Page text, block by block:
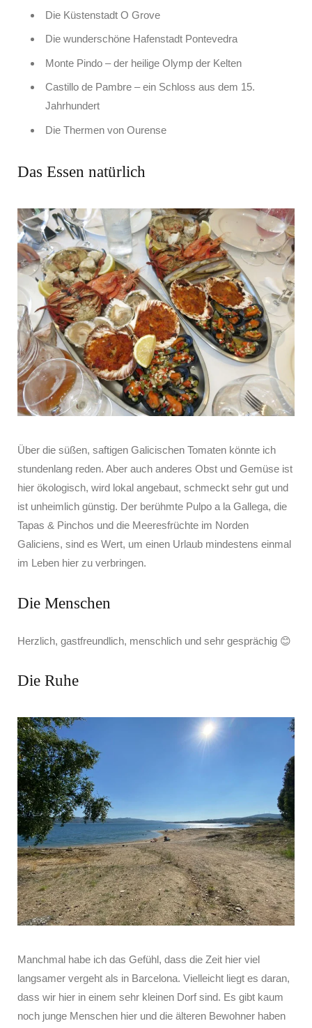
Die Küstenstadt O Grove
Die wunderschöne Hafenstadt Pontevedra
Monte Pindo – der heilige Olymp der Kelten
Castillo de Pambre – ein Schloss aus dem 15.
Jahrhundert
Die Thermen von Ourense
Das Essen natürlich
Über die süßen, saftigen Galicischen Tomaten könnte ich
stundenlang reden. Aber auch anderes Obst und Gemüse ist
hier ökologisch, wird lokal angebaut, schmeckt sehr gut und
ist unheimlich günstig. Der berühmte Pulpo a la Gallega, die
Tapas & Pinchos und die Meeresfrüchte im Norden
Galiciens, sind es Wert, um einen Urlaub mindestens einmal
im Leben hier zu verbringen.
Die Menschen
Herzlich, gastfreundlich, menschlich und sehr gesprächig 😊
Die Ruhe
Manchmal habe ich das Gefühl, dass die Zeit hier viel
langsamer vergeht als in Barcelona. Vielleicht liegt es daran,
dass wir hier in einem sehr kleinen Dorf sind. Es gibt kaum
noch junge Menschen hier und die älteren Bewohner haben